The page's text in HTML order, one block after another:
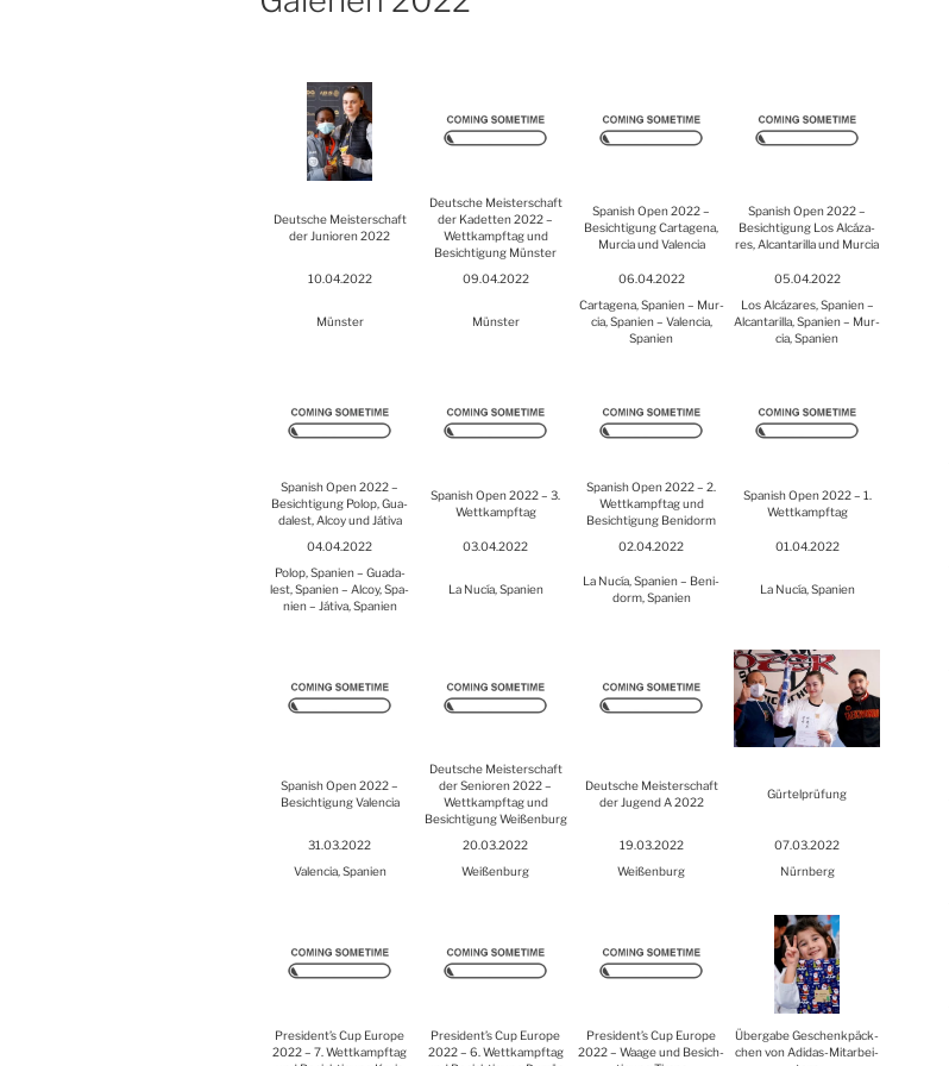
Deut­sche Meis­ter­schaft
der Junio­ren 2022
Deut­sche Meis­ter­schaft
der Kadet­ten 2022 –
Wett­kampf­tag und
Besich­ti­gung Müns­ter
Spa­nish Open 2022 –
Besich­ti­gung Car­ta­ge­na,
Mur­cia und Valen­cia
Spa­nish Open 2022 –
Besich­ti­gung Los Alcá­za­
res, Alcan­t­a­ril­la und Mur­cia
10.04.2022 09.04.2022 06.04.2022 05.04.2022
Müns­ter Müns­ter
Car­ta­ge­na, Spa­ni­en – Mur­
cia, Spa­ni­en – Valen­cia,
Spa­ni­en
Los Alcá­za­res, Spa­ni­en –
Alcan­t­a­ril­la, Spa­ni­en – Mur­
cia, Spa­ni­en
Spa­nish Open 2022 –
Besich­ti­gung Polop, Gua­
da­lest, Alcoy und Játi­va
Spa­nish Open 2022 – 3.
Wett­kampf­tag
Spa­nish Open 2022 – 2.
Wett­kampf­tag und
Besich­ti­gung Ben­i­dorm
Spa­nish Open 2022 – 1.
Wett­kampf­tag
04.04.2022 03.04.2022 02.04.2022
01.04.2022
Polop, Spa­ni­en – Gua­da­
lest, Spa­ni­en – Alcoy, Spa­
ni­en – Játi­va, Spa­ni­en
La Nucía, Spa­ni­en
La Nucía, Spa­ni­en – Ben­i­
dorm, Spa­ni­en
La Nucía, Spa­ni­en
Spa­nish Open 2022 –
Besich­ti­gung Valen­cia
Deut­sche Meis­ter­schaft
der Senio­ren 2022 –
Wett­kampf­tag und
Besich­ti­gung Wei­ßen­burg
Deut­sche Meis­ter­schaft
der Jugend A 2022
Gür­tel­prü­fung
31.03.2022 20.03.2022 19.03.2022
07.03.2022
Valen­cia, Spa­ni­en
Wei­ßen­burg Wei­ßen­burg Nürn­berg
President’s Cup Euro­pe
2022 – 7. Wett­kampf­tag
President’s Cup Euro­pe
2022 – 6. Wett­kampf­tag
President’s Cup Euro­pe
2022 – Waa­ge und Besich­
Über­ga­be Geschenk­päck­
chen von Adi­das-Mit­ar­bei­